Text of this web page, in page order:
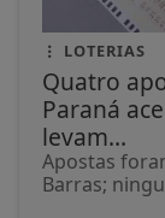
LOTERIAS
Quatro
Paraná
levam...
Apostas
Barras;